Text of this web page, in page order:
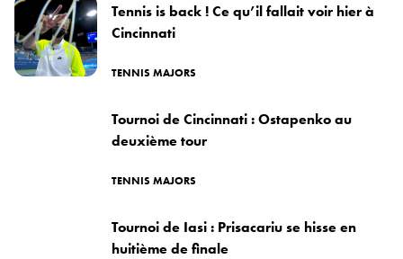
Tennis is back ! Ce qu’il fallait voir hier à
Cincinnati
TENNIS MAJORS
Tournoi de Cincinnati : Ostapenko au
deuxième tour
TENNIS MAJORS
Tournoi de Iasi : Prisacariu se hisse en
huitième de finale